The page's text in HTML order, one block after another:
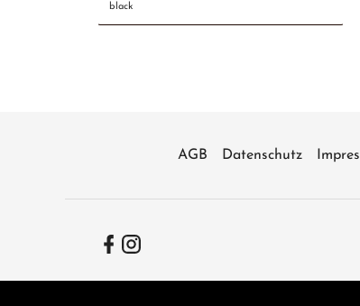
black
AGB Datenschutz
Facebook